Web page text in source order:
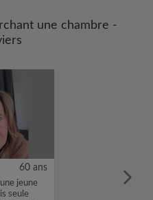
une chambre -
60 ans
jeune
seule